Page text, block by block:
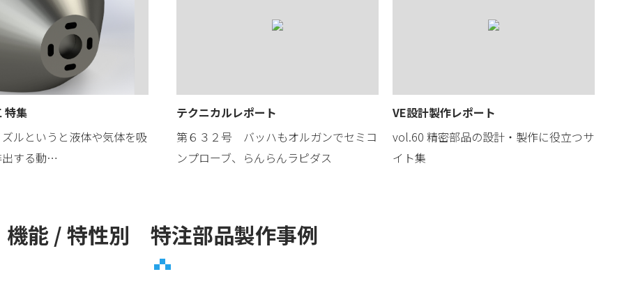
特集
ルというと液体や気体を吸
出する動…
テクニカルレポート
第６３２号 バッハもオルガンでセミコ
ンプローブ、らんらんラピダス
VE設計製作レポート
vol.60 精密部品の設計・製作に役立つサ
イト集
機能 / 特性別 特注部品製作事例